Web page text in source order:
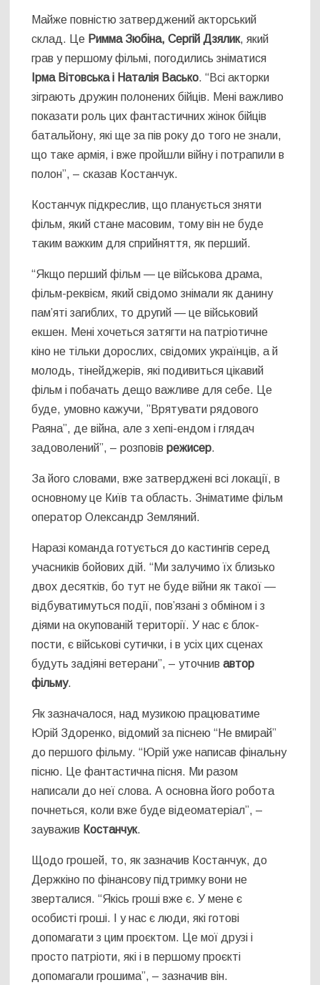
Майже повністю затверджений акторський
склад. Це Римма Зюбіна, Сергій Дзялик, який
грав у першому фільмі, погодились зніматися
Ірма Вітовська і Наталія Васько. “Всі акторки
зіграють дружин полонених бійців. Мені важливо
показати роль цих фантастичних жінок бійців
батальйону, які ще за пів року до того не знали,
що таке армія, і вже пройшли війну і потрапили в
полон”, – сказав Костанчук.
Костанчук підкреслив, що планується зняти
фільм, який стане масовим, тому він не буде
таким важким для сприйняття, як перший.
“Якщо перший фільм — це військова драма,
фільм-реквієм, який свідомо знімали як данину
пам’яті загиблих, то другий — це військовий
екшен. Мені хочеться затягти на патріотичне
кіно не тільки дорослих, свідомих українців, а й
молодь, тінейджерів, які подивиться цікавий
фільм і побачать дещо важливе для себе. Це
буде, умовно кажучи, ”Врятувати рядового
Раяна”, де війна, але з хепі-ендом і глядач
задоволений”, – розповіврежисер.
За його словами, вже затверджені всі локації, в
основному це Київ та область. Зніматиме фільм
оператор Олександр Земляний.
Наразі команда готується до кастингів серед
учасників бойових дій. “Ми залучимо їх близько
двох десятків, бо тут не буде війни як такої —
відбуватимуться події, пов’язані з обміном і з
діями на окупованій території. У нас є блок-
пости, є військові сутички, і в усіх цих сценах
будуть задіяні ветерани”, – уточнивавтор
фільму.
Як зазначалося, над музикою працюватиме
Юрій Здоренко, відомий за піснею “Не вмирай”
до першого фільму. “Юрій уже написав фінальну
пісню. Це фантастична пісня. Ми разом
написали до неї слова. А основна його робота
почнеться, коли вже буде відеоматеріал”, –
зауважив Костанчук.
Щодо грошей, то, як зазначив Костанчук, до
Держкіно по фінансову підтримку вони не
зверталися. “Якісь гроші вже є. У мене є
особисті гроші. І у нас є люди, які готові
допомагати з цим проєктом. Це мої друзі і
просто патріоти, які і в першому проєкті
допомагали грошима”, – зазначив він.